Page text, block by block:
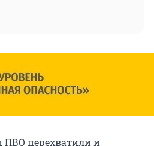
ПВО перехватили и